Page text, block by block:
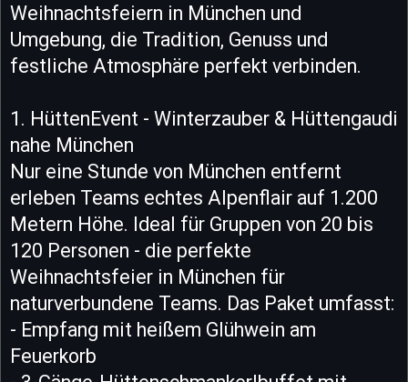
Weihnachtsfeiern in München und
Umgebung, die Tradition, Genuss und
festliche Atmosphäre perfekt verbinden.
1. HüttenEvent - Winterzauber & Hüttengaudi
nahe München
Nur eine Stunde von München entfernt
erleben Teams echtes Alpenflair auf 1.200
Metern Höhe. Ideal für Gruppen von 20 bis
120 Personen - die perfekte
Weihnachtsfeier in München für
naturverbundene Teams. Das Paket umfasst:
- Empfang mit heißem Glühwein am
Feuerkorb